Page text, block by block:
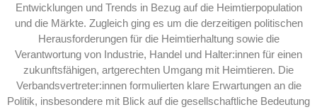
Entwicklungen und Trends in Bezug auf die Heimtierpopulation
und die Märkte. Zugleich ging es um die derzeitigen politischen
Herausforderungen für die Heimtierhaltung sowie die
Verantwortung von Industrie, Handel und Halter:innen für einen
zukunftsfähigen, artgerechten Umgang mit Heimtieren. Die
Verbandsvertreter:innen formulierten klare Erwartungen an die
Politik, insbesondere mit Blick auf die gesellschaftliche Bedeutung